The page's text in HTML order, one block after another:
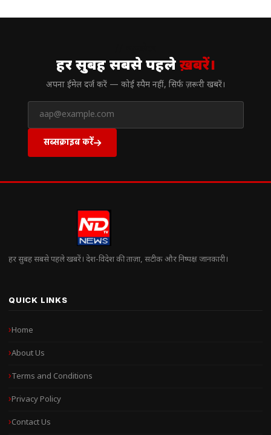
हर सुबह सबसे पहलेख़बरें।
अपना ईमेल दर्ज करें — कोई स्पैम नहीं, सिर्फ ज़रूरी खबरें।
सब्सक्राइब करें
हर सुबह सबसे पहले खबरें। देश-विदेश की ताज़ा, सटीक और निष्पक्ष जानकारी।
QUICK LINKS
Home
About Us
Terms and Conditions
Privacy Policy
Contact Us